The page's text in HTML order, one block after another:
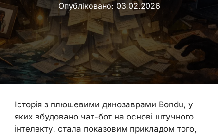
Опубліковано: 03.02.2026
Історія з плюшевими динозаврами Bondu, у
яких вбудовано чат-бот на основі штучного
інтелекту, стала показовим прикладом того,